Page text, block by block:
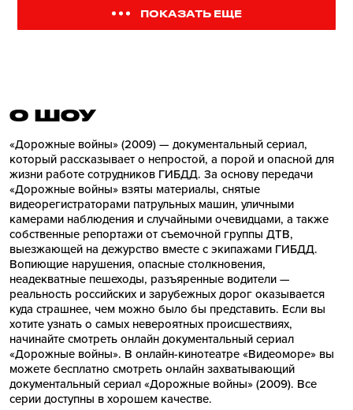
ПОКАЗАТЬ ЕЩЕ
О ШОУ
«Дорожные войны» (2009) — документальный сериал,
который рассказывает о непростой, а порой и опасной для
жизни работе сотрудников ГИБДД. За основу передачи
«Дорожные войны» взяты материалы, снятые
видеорегистраторами патрульных машин, уличными
камерами наблюдения и случайными очевидцами, а также
собственные репортажи от съемочной группы ДТВ,
выезжающей на дежурство вместе с экипажами ГИБДД.
Вопиющие нарушения, опасные столкновения,
неадекватные пешеходы, разъяренные водители —
реальность российских и зарубежных дорог оказывается
куда страшнее, чем можно было бы представить. Если вы
хотите узнать о самых невероятных происшествиях,
начинайте смотреть онлайн документальный сериал
«Дорожные войны». В онлайн-кинотеатре «Видеоморе» вы
можете бесплатно смотреть онлайн захватывающий
документальный сериал «Дорожные войны» (2009). Все
серии доступны в хорошем качестве.